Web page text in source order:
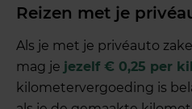
Reizen met je
Als je met je privéauto
mag je jezelf € 0,25 per
kilometervergoeding is